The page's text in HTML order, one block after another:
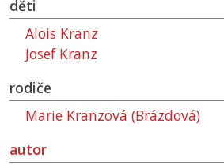
děti
Alois Kranz
Josef Kranz
rodiče
Marie Kranzová (Brázdová)
autor